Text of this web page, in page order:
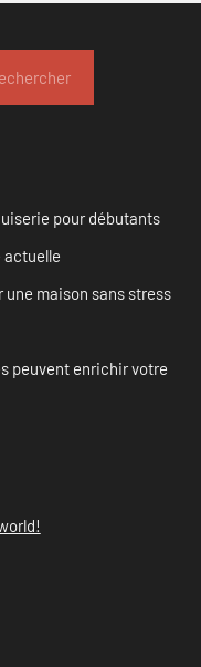
pour débutants
actuelle
maison sans stress
peuvent enrichir votre